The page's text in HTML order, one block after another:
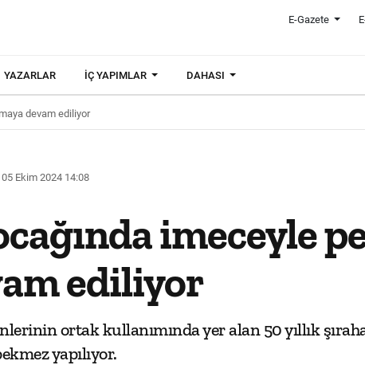
E-Gazete
YAZARLAR İÇ YAPIMLAR DAHASI
devam ediliyor
Ekim 2024 14:08
imeceyle
ediliyor
ortak kullanımında yer alan 50 yıllık
yapılıyor.